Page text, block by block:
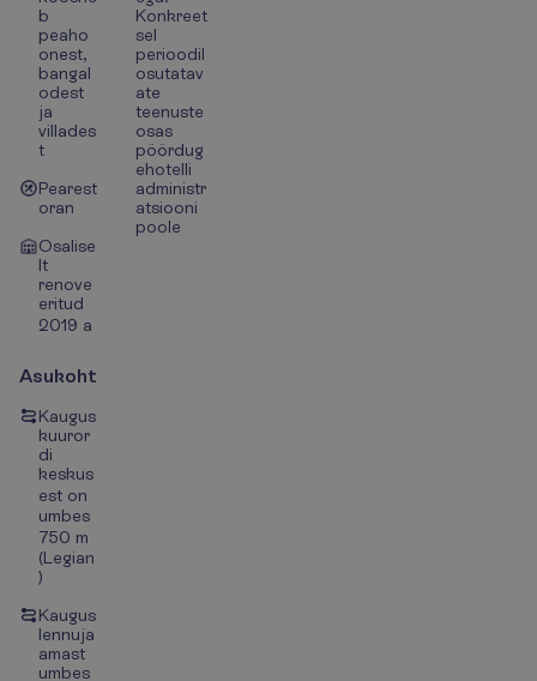
b
peaho
onest,
bangal
odest
ja
villades
t
Pearest
oran
Osalise
lt
renove
eritud
2019 a
Konkreet
sel
perioodil
osutatav
ate
teenuste
osas
pöördug
ehotelli
administr
atsiooni
poole
Asukoht
Kaugus
kuuror
di
keskus
est on
umbes
750 m
(Legian
)
Kaugus
lennuja
amast
umbes